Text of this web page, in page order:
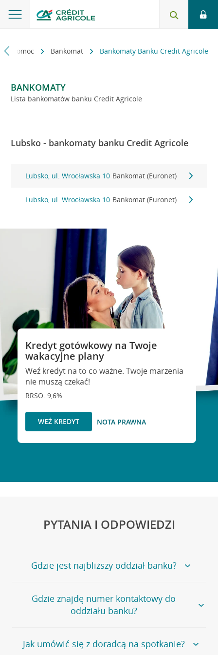
i pomoc Bankomat Bankomaty Banku Credit Agricole
BANKOMATY
Lista bankomatów banku Credit Agricole
Lubsko - bankomaty banku Credit Agricole
Lubsko, ul. Wrocławska 10 Bankomat (Euronet)
Lubsko, ul. Wrocławska 10 Bankomat (Euronet)
Kredyt gotówkowy na Twoje
wakacyjne plany
Weź kredyt na to co ważne. Twoje marzenia
nie muszą czekać!
RRSO: 9,6%
WEŹ KREDYT NOTA PRAWNA
PYTANIA I ODPOWIEDZI
Gdzie jest najbliższy oddział banku?
Jeśli szukasz oddziału naszego banku, zapraszamy na
stronęPlacówki i bankomaty, na której znajduje się
wygodna wyszukiwarka.
oddziałów
Gdzie znajdę numer kontaktowy do
oddziału banku?
Bank Credit Agricole nie udostępnia ogólnego numeru
telefonu do placówki bankowej.
Jak umówić się z doradcą na spotkanie?